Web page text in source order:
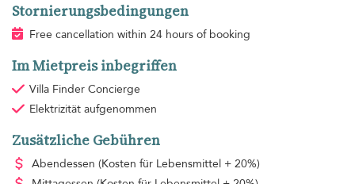
Stornierungsbedingungen
Free cancellation within 24 hours of booking
Im Mietpreis inbegriffen
Villa Finder Concierge
Elektrizität aufgenommen
Zusätzliche Gebühren
Abendessen (Kosten für Lebensmittel + 20%)